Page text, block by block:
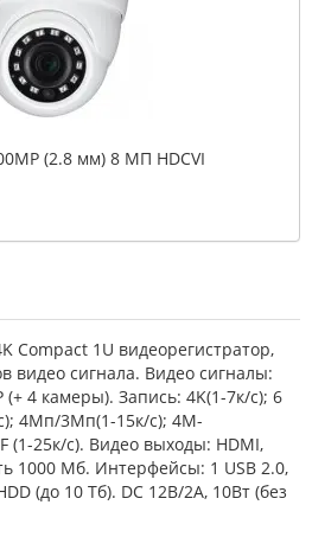
(2.8 мм) 8 МП HDCVI
Compact 1U видеорегистратор,
видео сигнала. Видео сигналы:
(+ 4 камеры). Запись: 4K(1-7к/с); 6
4Mп/3Mп(1-15к/с); 4M-
(1-25к/с). Видео выходы: HDMI,
1000 Мб. Интерфейсы: 1 USB 2.0,
(до 10 Тб). DC 12В/2А, 10Вт (без